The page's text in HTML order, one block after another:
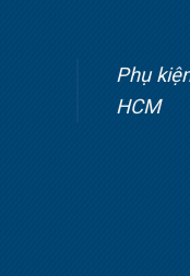
Phụ
HCM